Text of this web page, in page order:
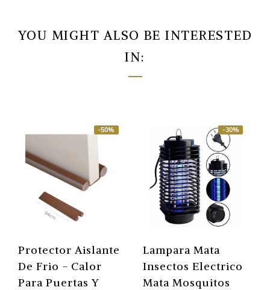
YOU MIGHT ALSO BE INTERESTED
IN:
-50%
Protector Aislante
De Frio - Calor
Para Puertas Y
-30%
Lampara Mata
Insectos Electrico
Mata Mosquitos